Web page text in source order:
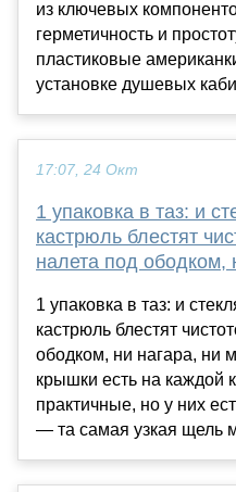
из ключевых
герметичность и
пластиковые
установке душевых
17:07, 24 Окт
1 упаковка в таз: и
кастрюль блестят
налета под ободком,
1 упаковка в таз: и
кастрюль блестят
ободком, ни нагара, ни
крышки есть на каждой
практичные, но у них
— та самая узкая щель